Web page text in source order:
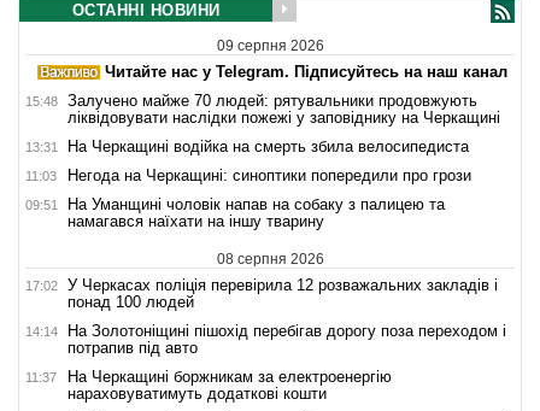
ОСТАННІ НОВИНИ
09 серпня 2026
Читайте нас у Telegram. Підписуйтесь на наш канал
15:48
Залучено майже 70 людей: рятувальники продовжують
ліквідовувати наслідки пожежі у заповіднику на Черкащині
13:31 На Черкащині водійка на смерть збила велосипедиста
11:03 Негода на Черкащині: синоптики попередили про грози
09:51
На Уманщині чоловік напав на собаку з палицею та
намагався наїхати на іншу тварину
08 серпня 2026
17:02
У Черкасах поліція перевірила 12 розважальних закладів і
понад 100 людей
14:14
На Золотоніщині пішохід перебігав дорогу поза переходом і
потрапив під авто
11:37
На Черкащині боржникам за електроенергію
нараховуватимуть додаткові кошти